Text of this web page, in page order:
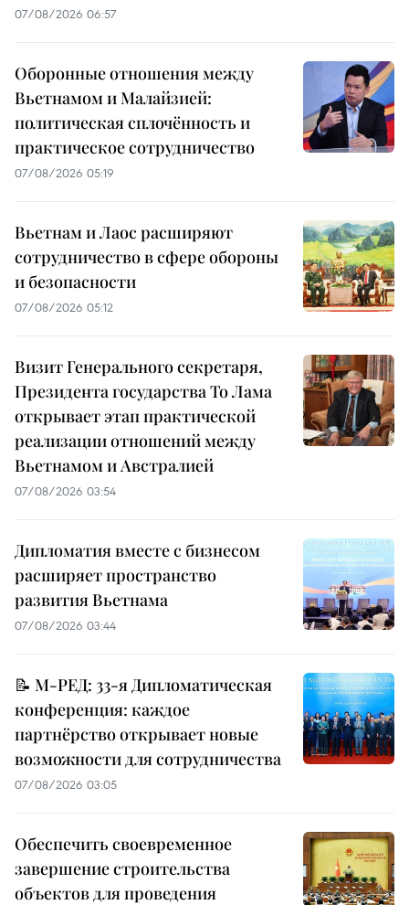
07/08/2026 06:57
Оборонные отношения между
Вьетнамом и Малайзией:
политическая сплочённость и
практическое сотрудничество
07/08/2026 05:19
Вьетнам и Лаос расширяют
сотрудничество в сфере обороны
и безопасности
07/08/2026 05:12
Визит Генерального секретаря,
Президента государства То Лама
открывает этап практической
реализации отношений между
Вьетнамом и Австралией
07/08/2026 03:54
Дипломатия вместе с бизнесом
расширяет пространство
развития Вьетнама
07/08/2026 03:44
📝 М-РЕД: 33-я Дипломатическая
конференция: каждое
партнёрство открывает новые
возможности для сотрудничества
07/08/2026 03:05
Обеспечить своевременное
завершение строительства
объектов для проведения